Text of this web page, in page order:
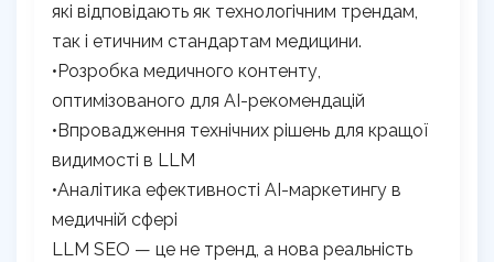
які відповідають як технологічним трендам,
так і етичним стандартам медицини.
•Розробка медичного контенту,
оптимізованого для AI-рекомендацій
•Впровадження технічних рішень для кращої
видимості в LLM
•Аналітика ефективності AI-маркетингу в
медичній сфері
LLM SEO — це не тренд, а нова реальність